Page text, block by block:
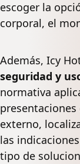
escoger la
corporal, el
Además, Icy
seguridad y
normativa
externo,
las
tipo de